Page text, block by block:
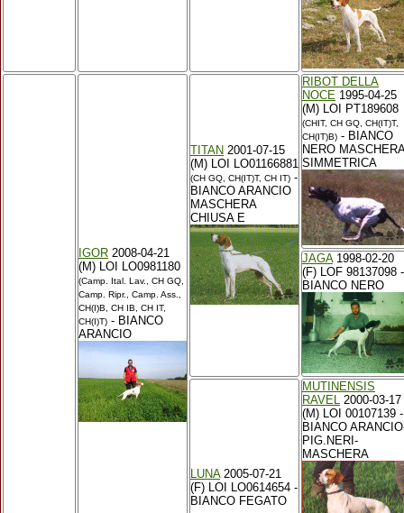
IGOR 2008-04-21
(M) LOI LO0981180
(Camp. Ital. Lav., CH GQ,
Camp. Ripr., Camp. Ass.,
CH(I)B, CH IB, CH IT,
CH(I)T) - BIANCO
ARANCIO
TITAN 2001-07-15
(M) LOI LO01166881
(CH GQ, CH(IT)T, CH IT) -
BIANCO ARANCIO
MASCHERA
CHIUSA E
RIBOT DELLA
NOCE 1995-04-25
(M) LOI PT189608
(CHIT, CH GQ, CH(IT)T,
CH(IT)B) - BIANCO
NERO
SIMMETRICA
JAGA1998-02-20
(F) LOF 98137098 -
BIANCO NERO
LUNA2005-07-21
(F) LOI LO0614654 -
BIANCO FEGATO
MUTINENSIS
RAVEL 2000-03-17
(M) LOI 00107139 -
BIANCO
PIG.NERI-
MASCHERA